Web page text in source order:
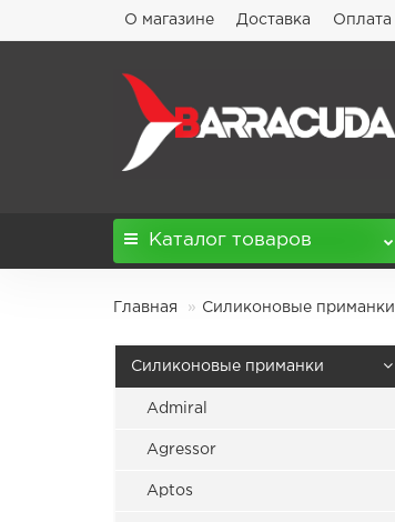
О магазине Доставка Оплата
Каталог товаров
Главная Силиконовые приманки
Силиконовые приманки
Admiral
Agressor
Aptos